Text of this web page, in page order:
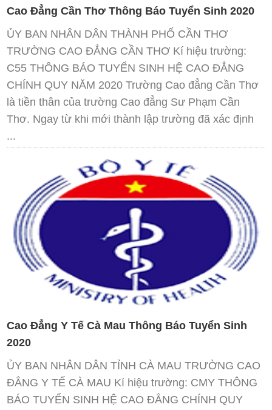
Cao Đẳng Cần Thơ Thông Báo Tuyển Sinh 2020
ỦY BAN NHÂN DÂN THÀNH PHỐ CẦN THƠ
TRƯỜNG CAO ĐẲNG CẦN THƠ Kí hiệu trường:
C55 THÔNG BÁO TUYỂN SINH HỆ CAO ĐẲNG
CHÍNH QUY NĂM 2020 Trường Cao đẳng Cần Thơ
là tiền thân của trường Cao đẳng Sư Phạm Cần
Thơ. Ngay từ khi mới thành lập trường đã xác định
...
Cao Đẳng Y Tế Cà Mau Thông Báo Tuyển Sinh
2020
ỦY BAN NHÂN DÂN TỈNH CÀ MAU TRƯỜNG CAO
ĐẲNG Y TẾ CÀ MAU Kí hiệu trường: CMY THÔNG
BÁO TUYỂN SINH HỆ CAO ĐẲNG CHÍNH QUY